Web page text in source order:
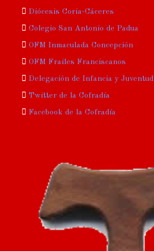
Diócesis Coria-Cáceres
Colegio San Antonio de Padua
OFM Inmaculada Concepción
OFM Frailes Franciscanos
Delegación de Infancia y Juventud
Twitter de la Cofradía
Facebook de la Cofradía